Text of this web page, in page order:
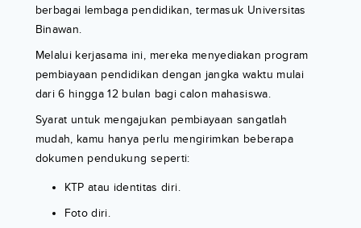
berbagai lembaga pendidikan, termasuk Universitas
Binawan.
Melalui kerjasama ini, mereka menyediakan program
pembiayaan pendidikan dengan jangka waktu mulai
dari 6 hingga 12 bulan bagi calon mahasiswa.
Syarat untuk mengajukan pembiayaan sangatlah
mudah, kamu hanya perlu mengirimkan beberapa
dokumen pendukung seperti:
KTP atau identitas diri.
Foto diri.